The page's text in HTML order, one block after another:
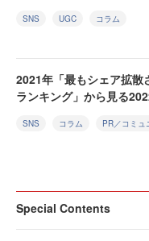
SNS UGC コラム
2021年「最もシェア拡散
ランキング」から見る
SNS コラム PR／コミュ
Special Contents